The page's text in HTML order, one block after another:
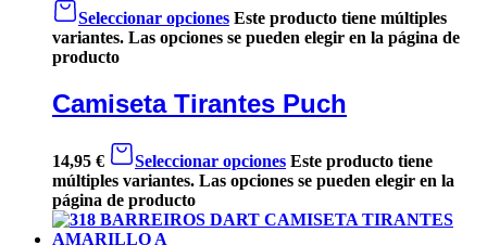
Seleccionar opciones Este producto tiene múltiples
variantes. Las opciones se pueden elegir en la página de
producto
Camiseta Tirantes Puch
14,95 € Seleccionar opciones Este producto tiene
múltiples variantes. Las opciones se pueden elegir en la
página de producto